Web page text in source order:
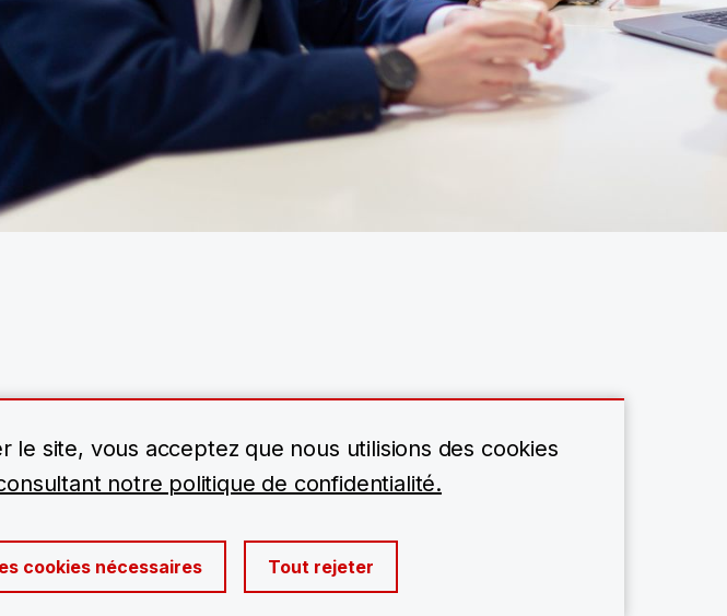
site, vous acceptez que nous utilisions des cookies
notre politique de confidentialité.
cookies nécessaires Tout rejeter